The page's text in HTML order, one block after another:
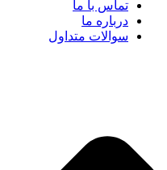
تماس با ما
درباره ما
سوالات متداول